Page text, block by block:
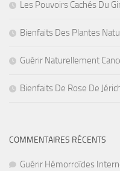
Les Pouvoirs Cachés Du
Bienfaits Des Plantes
Guérir Naturellement
Bienfaits De Rose De
COMMENTAIRES RÉCENTS
Guérir Hémorroïdes